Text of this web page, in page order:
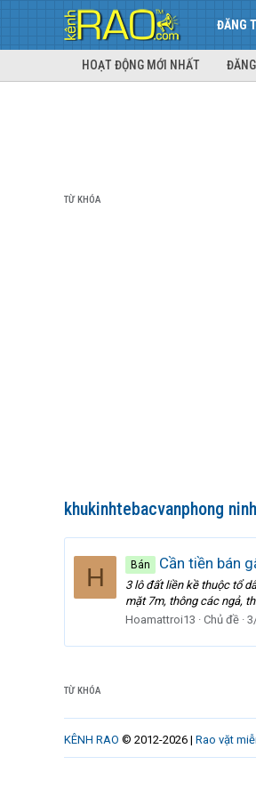
ĐĂNG
HOẠT ĐỘNG MỚI NHẤT
TỪ KHÓA
khukinhtebacvanphong
H Bán Cần tiền bán
3 lô đất liền kề thuộc tổ
mặt 7m, thông các ngả,
Hoamattroi13
Chủ đề
TỪ KHÓA
KÊNH RAO © 2012-2026 | Rao vặt